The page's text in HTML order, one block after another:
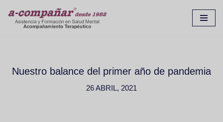
Nuestro balance del primer año de pandemia
26 ABRIL, 2021